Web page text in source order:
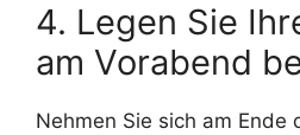
4. Legen Sie
am Vorabend
Nehmen Sie sich am Ende